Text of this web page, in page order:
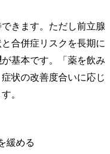
きます。ただし前立腺
合併症リスクを長期に
が基本です。「薬を飲み
状の改善度合いに応じ
。
緩める